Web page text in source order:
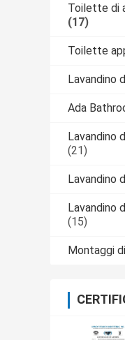
Toilette di
(17)
Toilette
Lavandino
Ada
Lavandino
(21)
Lavandino
Lavandino
(15)
Montaggi